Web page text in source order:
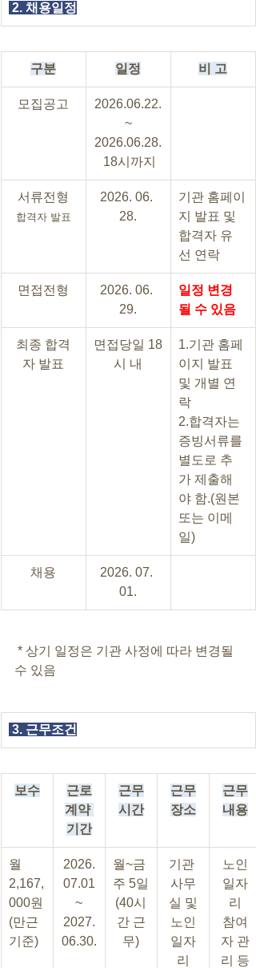
2. 채용일정
구분 일정 비 고
모집공고
2026.06.22.
~
2026.06.28.
18시까지
서류전형
합격자 발표
2026. 06.
28.
기관 홈페이
지 발표 및
합격자 유
선 연락
면접전형
2026. 06.
29.
일정 변경
될 수 있음
최종 합격
자 발표
면접당일 18
시 내
1.기관 홈페
이지 발표
및 개별 연
락
2.합격자는
증빙서류를
별도로 추
가 제출해
야 함.(원본
또는 이메
일)
채용
2026. 07.
01.
* 상기 일정은 기관 사정에 따라 변경될
수 있음
3. 근무조건
보수
근로
계약
기간
근무
시간
근무
장소
근무
내용
월
2,167,
000원
(만근
기준)
2026.
07.01
~
2027.
06.30.
월~금
주 5일
(40시
간 근
무)
기관
사무
실 및
노인
일자
리
노인
일자
리
참여
자 관
리 등